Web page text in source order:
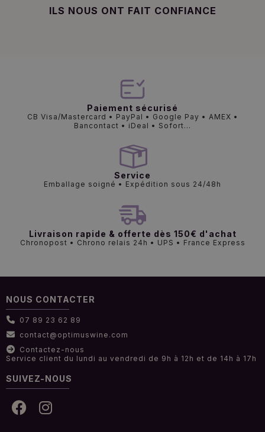
ILS NOUS ONT FAIT CONFIANCE
Paiement sécurisé
CB Visa/Mastercard • PayPal • Google Pay • AMEX •
Bancontact • iDeal • Sofort...
Service
Emballage soigné • Expédition sous 24/48h
Livraison rapide & offerte dès 150€ d'achat
Chronopost • Chrono relais 24h • UPS • France Express
NOUS CONTACTER
07 89 23 62 89
contact@optimuswine.com
Contactez-nous
Service client du lundi au vendredi de 9h à 12h et de 14h à 17h
SUIVEZ-NOUS